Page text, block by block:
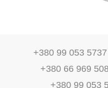
+380 99 053 5737
+380 66 969
+380 99 053